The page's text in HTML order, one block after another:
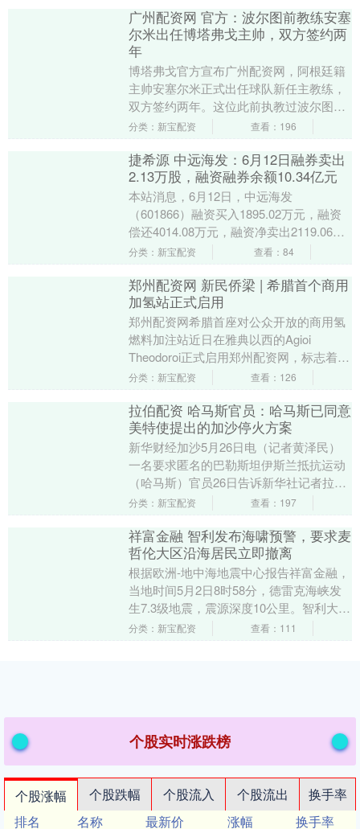
广州配资网 官方：波尔图前教练安塞
尔米出任博塔弗戈主帅，双方签约两
年
博塔弗戈官方宣布广州配资网，阿根廷籍
主帅安塞尔米正式出任球队新任主教练，
双方签约两年。这位此前执教过波尔图的
教练，将于明年1月初抵达里约热内卢广州
分类：新宝配资 查看：196
捷希源 中远海发：6月12日融券卖出
2.13万股，融资融券余额10.34亿元
本站消息，6月12日，中远海发
（601866）融资买入1895.02万元，融资
偿还4014.08万元，融资净卖出2119.06万
元，融资余额10.28亿元捷希源....
分类：新宝配资 查看：84
郑州配资网 新民侨梁 | 希腊首个商用
加氢站正式启用
郑州配资网希腊首座对公众开放的商用氢
燃料加注站近日在雅典以西的Agioi
Theodoroi正式启用郑州配资网，标志着希
腊乃至整个东南欧地区在清洁能源交通领
分类：新宝配资 查看：126
拉伯配资 哈马斯官员：哈马斯已同意
美特使提出的加沙停火方案
新华财经加沙5月26日电（记者黄泽民）
一名要求匿名的巴勒斯坦伊斯兰抵抗运动
（哈马斯）官员26日告诉新华社记者拉伯
配资拉伯配资，哈马斯已同意美国中东问
分类：新宝配资 查看：197
祥富金融 智利发布海啸预警，要求麦
哲伦大区沿海居民立即撤离
根据欧洲-地中海地震中心报告祥富金融，
当地时间5月2日8时58分，德雷克海峡发
生7.3级地震，震源深度10公里。智利大学
地震中心同时报告该国威廉姆斯港发生
分类：新宝配资 查看：111
个股实时涨跌榜
个股涨幅 个股跌幅 个股流入 个股流出
换手率
排名
名称 最新价 涨幅 换手率